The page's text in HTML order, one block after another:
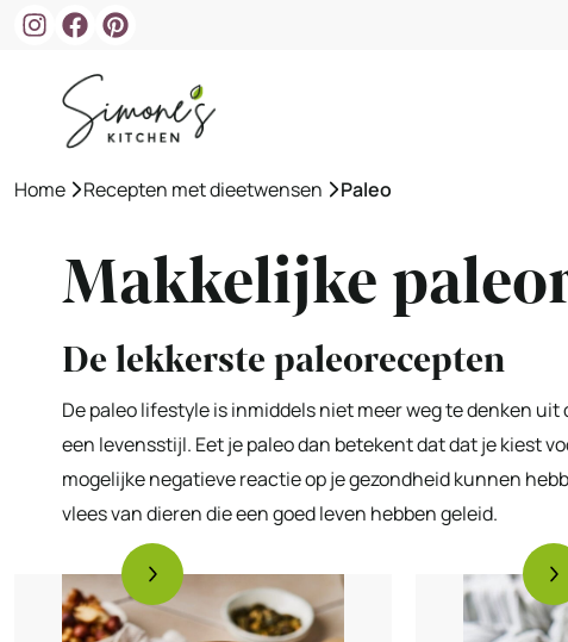
Home »Recepten met dieetwensen »Paleo
Makkelijke
De lekkerste paleorecepten
De paleo lifestyle is inmiddels niet meer weg te denken
een levensstijl. Eet je paleo dan betekent dat dat je kiest
mogelijke negatieve reactie op je gezondheid kunnen
vlees van dieren die een goed leven hebben geleid.